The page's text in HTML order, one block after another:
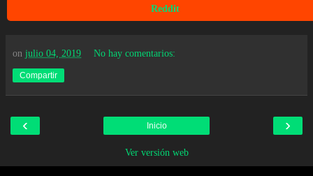
Reddit
on julio 04, 2019 No hay comentarios:
Compartir
‹ ›
Inicio
Ver versión web